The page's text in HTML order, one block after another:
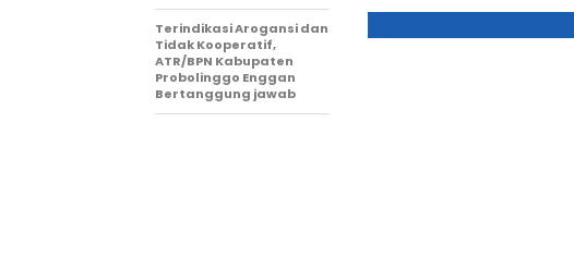
Terindikasi Arogansi dan
Tidak Kooperatif,
ATR/BPN Kabupaten
Probolinggo Enggan
Bertanggung jawab